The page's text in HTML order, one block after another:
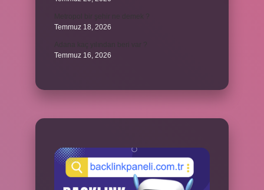
Temmuz 18, 2026
Temmuz 16, 2026